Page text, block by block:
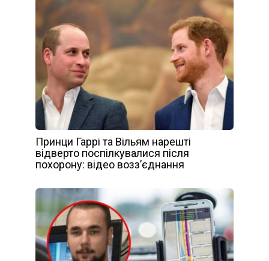
Принци Гаррі та Вільям нарешті
відверто поспілкувалися після
похорону: відео возз’єднання